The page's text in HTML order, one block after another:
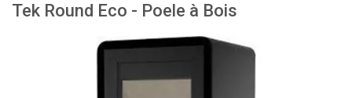
Tek Round Eco - Poele à Bois